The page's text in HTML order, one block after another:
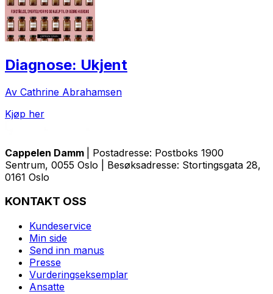
Diagnose: Ukjent
Av Cathrine Abrahamsen
Kjøp her
Cappelen Damm
| Postadresse: Postboks 1900
Sentrum, 0055 Oslo | Besøksadresse: Stortingsgata 28,
0161 Oslo
KONTAKT OSS
Kundeservice
Min side
Send inn manus
Presse
Vurderingseksemplar
Ansatte